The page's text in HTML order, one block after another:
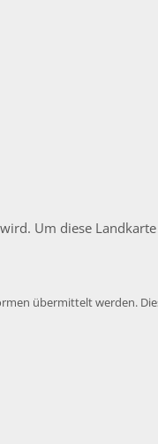
Um diese
übermittelt werden.